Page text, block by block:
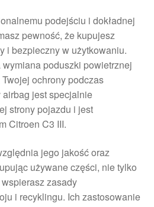
podejściu i dokładnej
pewność, że kupujesz
i bezpieczny w użytkowaniu.
poduszki powietrznej
ochrony podczas
jest specjalnie
strony pojazdu i jest
Citroen C3 III.
jego jakość oraz
używane części, nie tylko
zasady
i recyklingu. Ich zastosowanie